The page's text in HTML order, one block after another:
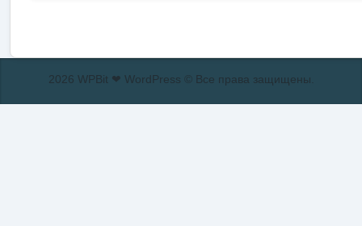
2026 WPBit ❤ WordPress © Все права защищены.